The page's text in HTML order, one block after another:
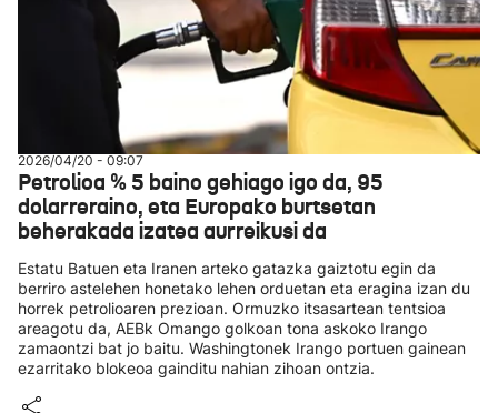
2026/04/20 - 09:07
Petrolioa % 5 baino gehiago igo da, 95
dolarreraino, eta Europako burtsetan
beherakada izatea aurreikusi da
Estatu Batuen eta Iranen arteko gatazka gaiztotu egin da
berriro astelehen honetako lehen orduetan eta eragina izan du
horrek petrolioaren prezioan. Ormuzko itsasartean tentsioa
areagotu da, AEBk Omango golkoan tona askoko Irango
zamaontzi bat jo baitu. Washingtonek Irango portuen gainean
ezarritako blokeoa gainditu nahian zihoan ontzia.